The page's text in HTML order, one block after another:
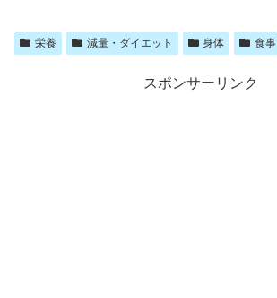
栄養 減量・ダイエット 身体 食事
スポンサーリンク